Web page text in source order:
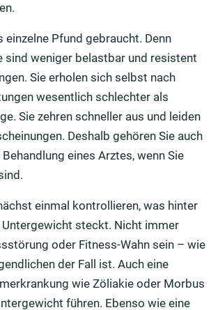
einzelne Pfund gebraucht. Denn
sind weniger belastbar und resistent
Sie erholen sich selbst nach
wesentlich schlechter als
Sie zehren schneller aus und leiden
Deshalb gehören Sie auch
eines Arztes, wenn Sie
einmal kontrollieren, was hinter
steckt. Nicht immer
oder Fitness-Wahn sein – wie
der Fall ist. Auch eine
wie Zöliakie oder Morbus
führen. Ebenso wie eine